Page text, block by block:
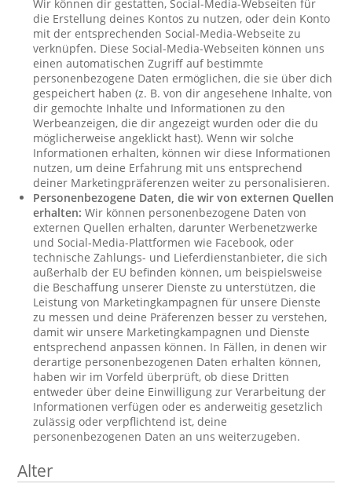
Wir können dir gestatten, Social-Media-Webseiten für
die Erstellung deines Kontos zu nutzen, oder dein Konto
mit der entsprechenden Social-Media-Webseite zu
verknüpfen. Diese Social-Media-Webseiten können uns
einen automatischen Zugriff auf bestimmte
personenbezogene Daten ermöglichen, die sie über dich
gespeichert haben (z. B. von dir angesehene Inhalte, von
dir gemochte Inhalte und Informationen zu den
Werbeanzeigen, die dir angezeigt wurden oder die du
möglicherweise angeklickt hast). Wenn wir solche
Informationen erhalten, können wir diese Informationen
nutzen, um deine Erfahrung mit uns entsprechend
deiner Marketingpräferenzen weiter zu personalisieren.
Personenbezogene Daten, die wir von externen Quellen
erhalten: Wir können personenbezogene Daten von
externen Quellen erhalten, darunter Werbenetzwerke
und Social-Media-Plattformen wie Facebook, oder
technische Zahlungs- und Lieferdienstanbieter, die sich
außerhalb der EU befinden können, um beispielsweise
die Beschaffung unserer Dienste zu unterstützen, die
Leistung von Marketingkampagnen für unsere Dienste
zu messen und deine Präferenzen besser zu verstehen,
damit wir unsere Marketingkampagnen und Dienste
entsprechend anpassen können. In Fällen, in denen wir
derartige personenbezogenen Daten erhalten können,
haben wir im Vorfeld überprüft, ob diese Dritten
entweder über deine Einwilligung zur Verarbeitung der
Informationen verfügen oder es anderweitig gesetzlich
zulässig oder verpflichtend ist, deine
personenbezogenen Daten an uns weiterzugeben.
Alter